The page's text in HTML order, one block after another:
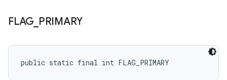
FLAG PRIMARY
public static final int FLAG_PRIMARY